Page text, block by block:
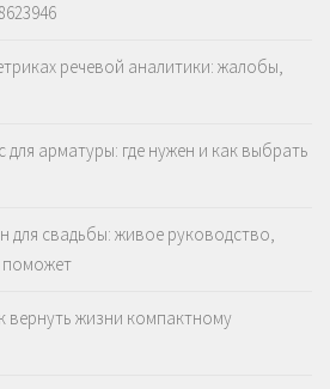
речевой аналитики: жалобы,
для арматуры: где нужен и как выбрать
для свадьбы: живое руководство,
поможет
вернуть жизни компактному